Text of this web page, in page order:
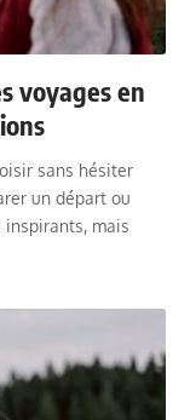
voyages en
sans hésiter
un départ ou
inspirants, mais